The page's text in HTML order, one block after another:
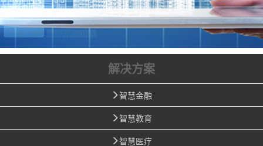
解决方案
智慧金融
智慧教育
智慧医疗